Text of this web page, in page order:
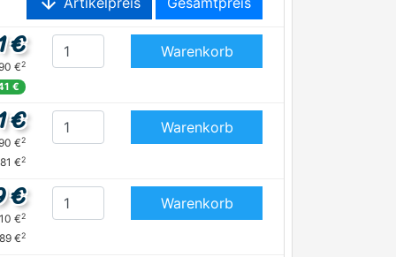
€
€2
€
Warenkorb
€
€2
€2
Warenkorb
€
€2
€2
Warenkorb